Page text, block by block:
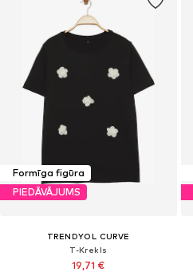
Formīga figūra
PIEDĀVĀJUMS
TRENDYOL CURVE
T-Krekls
19,71 €